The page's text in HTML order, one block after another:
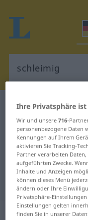
Deutsch-
Deutsch-
für
"schleimig"
Übersetzung
Ihre Privatsphäre
Wir und unsere716-
personenbezogene Daten
Kennungen auf Ihrem
aktivieren Sie Tracking-
Partner verarbeiten
aufgeführten Zwecke.
Inhalte und Anzeigen
können dieses Menü
ändern oder Ihre
Privatsphäre-
Einstellungen gelten
finden Sie in unserer